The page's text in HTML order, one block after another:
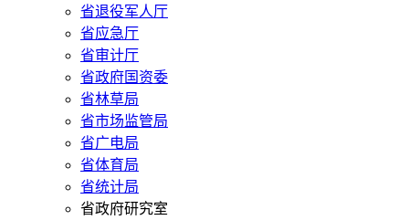
省退役军人厅
省应急厅
省审计厅
省政府国资委
省林草局
省市场监管局
省广电局
省体育局
省统计局
省政府研究室